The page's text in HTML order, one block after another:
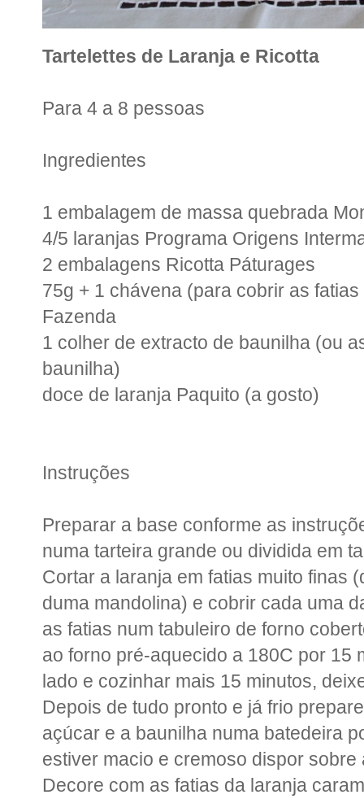
Tartelettes de Laranja e Ricotta
Para 4 a 8 pessoas
Ingredientes
1 embalagem de massa quebrada
4/5 laranjas Programa Origens
2 embalagens Ricotta Páturages
75g + 1 chávena (para cobrir as
Fazenda
1 colher de extracto de baunilha (ou
baunilha)
doce de laranja Paquito (a gosto)
Instruções
Preparar a base conforme as
numa tarteira grande ou dividida em
Cortar a laranja em fatias muito finas
duma mandolina) e cobrir cada uma
as fatias num tabuleiro de forno
ao forno pré-aquecido a 180C por 15
lado e cozinhar mais 15 minutos,
Depois de tudo pronto e já frio
açúcar e a baunilha numa batedeira
estiver macio e cremoso dispor sobre
Decore com as fatias da laranja